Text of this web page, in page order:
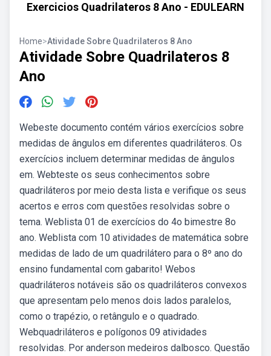
Exercicios Quadrilateros 8 Ano - EDULEARN
Home>Atividade Sobre Quadrilateros 8 Ano
Atividade Sobre Quadrilateros 8
Ano
Webeste documento contém vários exercícios sobre
medidas de ângulos em diferentes quadriláteros. Os
exercícios incluem determinar medidas de ângulos
em. Webteste os seus conhecimentos sobre
quadriláteros por meio desta lista e verifique os seus
acertos e erros com questões resolvidas sobre o
tema. Weblista 01 de exercícios do 4o bimestre 8o
ano. Weblista com 10 atividades de matemática sobre
medidas de lado de um quadrilátero para o 8º ano do
ensino fundamental com gabarito! Webos
quadriláteros notáveis são os quadriláteros convexos
que apresentam pelo menos dois lados paralelos,
como o trapézio, o retângulo e o quadrado.
Webquadriláteros e polígonos 09 atividades
resolvidas. Por anderson medeiros dalbosco. Questão